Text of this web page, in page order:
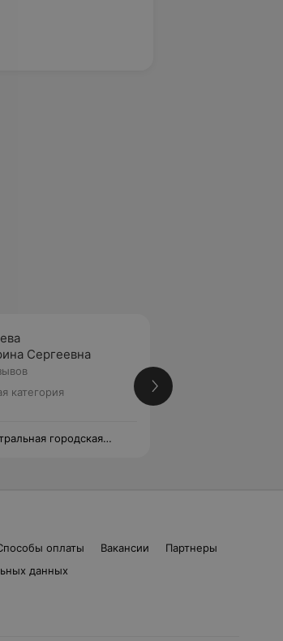
Сергеевна
категория
городская
оплаты Вакансии
Партнеры
данных